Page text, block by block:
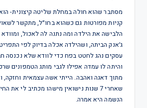
מסתבר שהוא חולה במחלת שליטה קיצונית-
קניות מפורטות גם כשהוא בחו״ל, מתקשר
הלבישה את הילדה ומה נתנה לה לאכול,
ג׳אנק הביתה, ושהילדה אכלה בדיוק לפי
עסקים נהג לחטט בפח כדי לוודא שלא נכנסה
והיתה לו עמדה אפילו לגבי מותג הטמפונים
מתוך דאגה ואהבה. הייתי אשה עצמאית וחזקה,
שאחרי 7 שנות נישואין מישהו מכתיב לי את
הנשמה היא אמרה.